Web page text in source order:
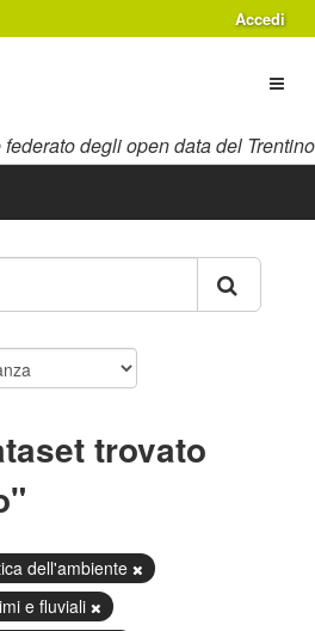
Accedi
federato degli open data del Trentino
trovato
dell'ambiente
e fluviali